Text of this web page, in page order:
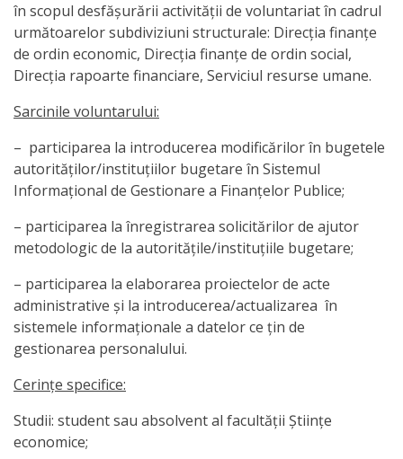
Direcţia
venituri
Direcţia
rapoarte
financiare
Serviciul
resurse
umane
Serviciul
juridic
Secția
managementul
în scopul desfășurării activității de voluntariat în cadrul
următoarelor subdiviziuni structurale: Direcția finanțe
de ordin economic, Direcția finanțe de ordin social,
Direcția rapoarte financiare, Serviciul resurse umane.
Sarcinile voluntarului:
– participarea la introducerea modificărilor în bugetele
autorităților/instituțiilor bugetare în Sistemul
Informațional de Gestionare a Finanțelor Publice;
– participarea la înregistrarea solicitărilor de ajutor
metodologic de la autoritățile/instituțiile bugetare;
– participarea la elaborarea proiectelor de acte
administrative și la introducerea/actualizarea în
sistemele informaționale a datelor ce țin de
gestionarea personalului.
Cerințe specifice:
Studii: student sau absolvent al facultății Științe
economice;